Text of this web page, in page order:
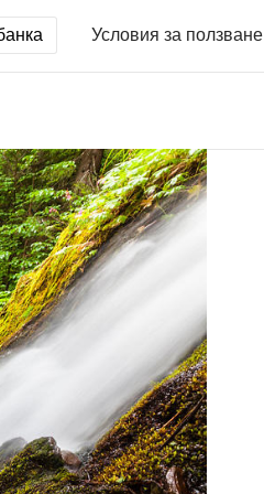
Условия за ползване